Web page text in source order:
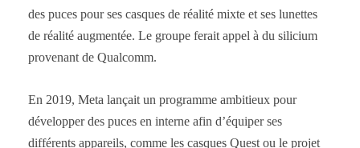
des puces pour ses casques de réalité mixte et ses lunettes
de réalité augmentée. Le groupe ferait appel à du silicium
provenant de Qualcomm.
En 2019, Meta lançait un programme ambitieux pour
développer des puces en interne afin d’équiper ses
différents appareils, comme les casques Quest ou le projet